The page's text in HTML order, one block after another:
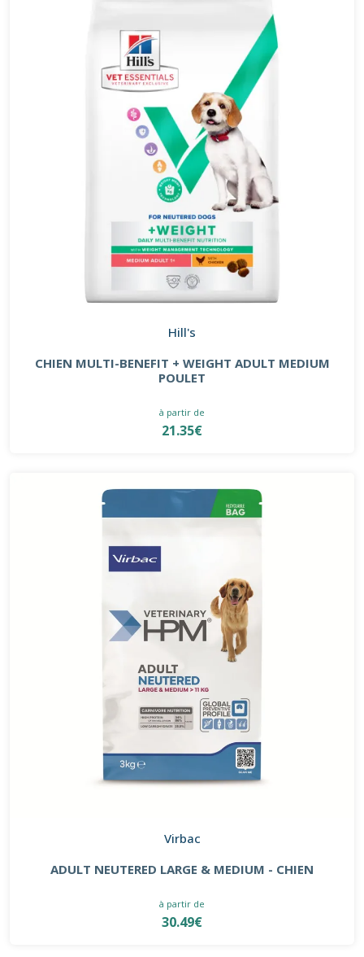
Hill's
CHIEN MULTI-BENEFIT + WEIGHT ADULT MEDIUM
POULET
à partir de
21.35€
Virbac
ADULT NEUTERED LARGE & MEDIUM - CHIEN
à partir de
30.49€